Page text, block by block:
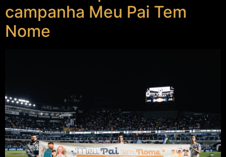
campanha Meu Pai Tem
Nome